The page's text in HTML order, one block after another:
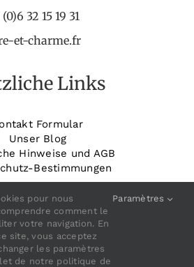
32 15 19 31
et-charme.fr
Links
Formular
Unser Blog
Hinweise und AGB
Bestimmungen
Sie Ihr Zimmer
pour nous
comment le
votre navigation. En
site, vous acceptez
les paramètres
de notre politique de
Paramètres